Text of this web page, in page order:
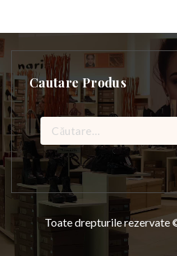
Cautare Produs
Caută
după:
Toate drepturile rezervate